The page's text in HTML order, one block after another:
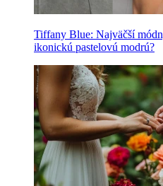
Tiffany Blue: Najväčší
ikonickú pastelovú modrú?